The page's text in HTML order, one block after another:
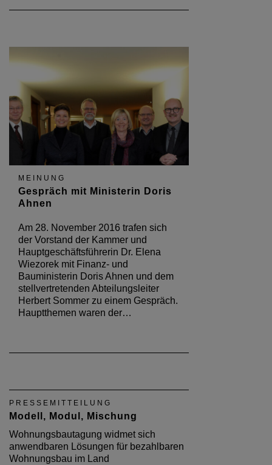
Gespräch mit Ministerin Doris
Ahnen
Am 28. November 2016 trafen sich
Hauptgeschäftsführerin Dr. Elena
Wiezorek mit Finanz- und
Bauministerin Doris Ahnen und dem
stellvertretenden Abteilungsleiter
Herbert Sommer zu einem Gespräch.
Hauptthemen waren der…
Modell, Modul, Mischung
Wohnungsbautagung widmet sich
anwendbaren Lösungen für bezahlbaren
Wohnungsbau im Land